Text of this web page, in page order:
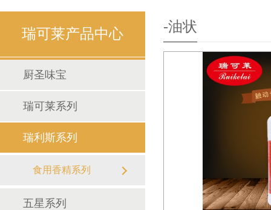
瑞可莱产品中心
厨圣味宝
瑞可莱系列
瑞利斯系列
食用香精系列
调味料系列
五星系列
-油状